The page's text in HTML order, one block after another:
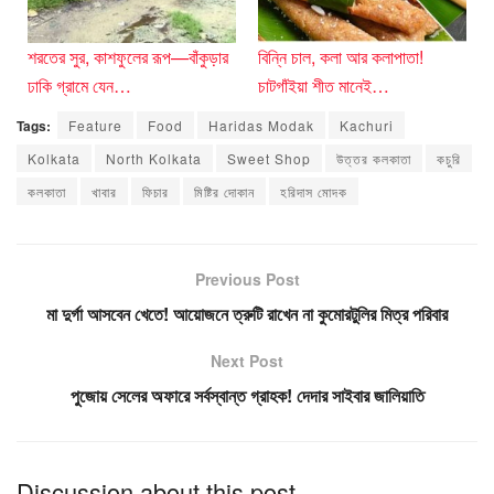
শরতের সুর, কাশফুলের রূপ—বাঁকুড়ার
ঢাকি গ্রামে যেন…
বিন্নি চাল, কলা আর কলাপাতা!
চাটগাঁইয়া শীত মানেই…
Tags: Feature Food Haridas Modak
Kachuri
Kolkata
North Kolkata Sweet Shop উত্তর কলকাতা
কচুরি
কলকাতা
খাবার ফিচার মিষ্টির দোকান হরিদাস মোদক
Previous Post
মা দুর্গা আসবেন খেতে! আয়োজনে ত্রুটি রাখেন না কুমোরটুলির মিত্র পরিবার
Next Post
পুজোয় সেলের অফারে সর্বস্বান্ত গ্রাহক! দেদার সাইবার জালিয়াতি